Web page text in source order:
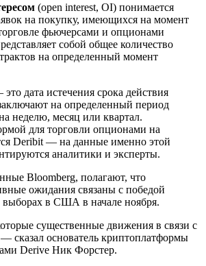
(open interest, OI) понимается
на покупку, имеющихся на момент
фьючерсами и опционами
собой общее количество
на определенный момент
дата истечения срока действия
на определенный период
неделю, месяц или квартал.
для торговли опционами на
Deribit — на данные именно этой
аналитики и эксперты.
Bloomberg, полагают, что
ожидания связаны с победой
выборах в США в начале ноября.
существенные движения в связи с
основатель криптоплатформы
Derive Ник Форстер.